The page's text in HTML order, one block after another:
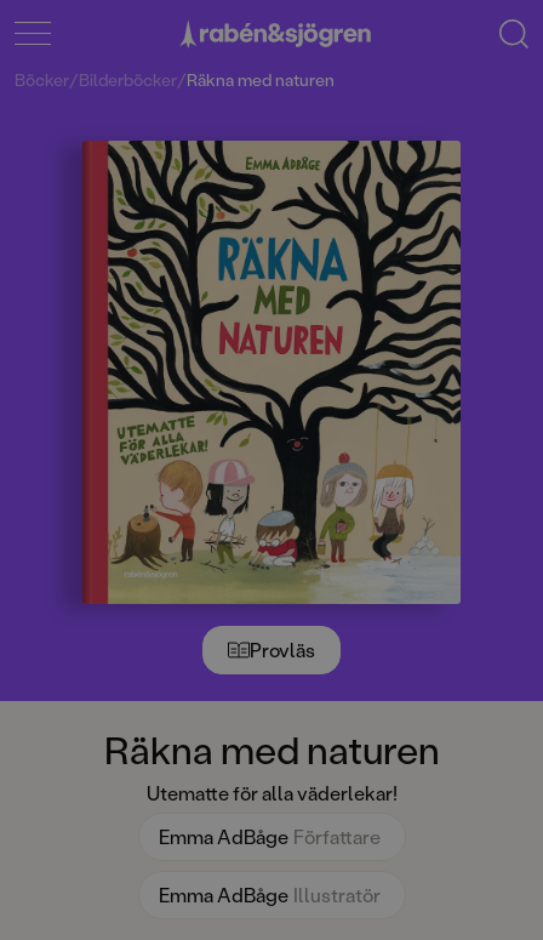
Provläs
Räkna med naturen
Utematte för alla väderlekar!
Emma AdBåge Författare
Emma AdBåge Illustratör
Böcker/Bilderböcker/Räkna med naturen